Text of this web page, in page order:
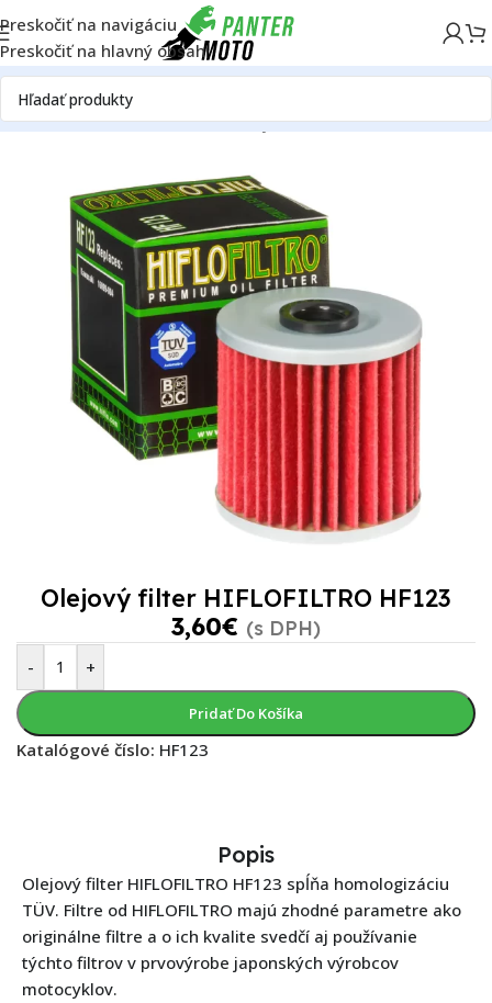
Preskočiť na navigáciu
Preskočiť na hlavný obsah
DomovOFF ROADMotorFiltreOlejové filtre
Olejový filter HIFLOFILTRO HF123
3,60€ (s DPH)
- +
Pridať Do Košíka
Katalógové číslo: HF123
Popis
Olejový filter HIFLOFILTRO HF123 spĺňa homologizáciu
TÜV. Filtre od HIFLOFILTRO majú zhodné parametre ako
originálne filtre a o ich kvalite svedčí aj používanie
týchto filtrov v prvovýrobe japonských výrobcov
motocyklov.